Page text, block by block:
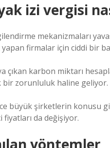
izi vergisi
mekanizmaları
firmalar için ciddi bir
karbon miktarı
bir zorunluluk haline geliyor.
büyük şirketlerin konusu
da değişiyor.
yöntemler